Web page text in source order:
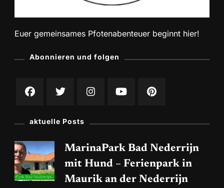
Euer gemeinsames Pfotenabenteuer beginnt hier!
Abonnieren und folgen
aktuelle Posts
MarinaPark Bad Nederrijn
mit Hund – Ferienpark in
Maurik an der Nederrijn